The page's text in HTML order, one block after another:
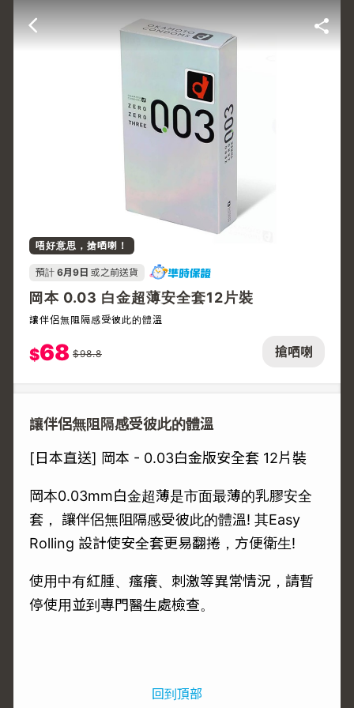
搶哂喇
唔好意思，搶哂喇！
預計 6月9日 或之前送貨
岡本 0.03 白金超薄安全套12片裝
讓伴侶無阻隔感受彼此的體溫
$68 $98.8
讓伴侶無阻隔感受彼此的體溫
[日本直送] 岡本 - 0.03白金版安全套 12片裝
岡本0.03mm白金超薄是市面最薄的乳膠安全
套， 讓伴侶無阻隔感受彼此的體溫! 其Easy
Rolling 設計使安全套更易翻捲，方便衛生!
使用中有紅腫、瘙癢、刺激等異常情況，請暫
停使用並到專門醫生處檢查。
回到頂部